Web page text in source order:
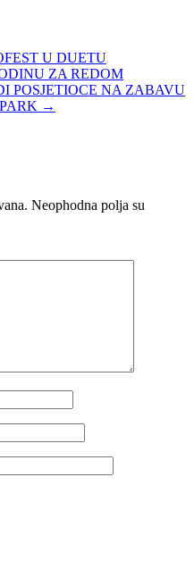
U DUETU
ZA REDOM
POSJETIOCE NA ZABAVU
→
Neophodna polja su